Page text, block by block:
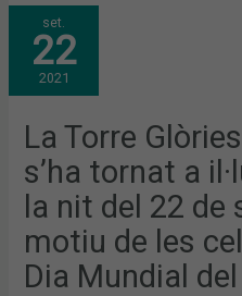
set.
22
2021
La Torre
s’ha tornat a
la nit del 22
motiu de les
Dia Mundial
LA
TORRE
GLÒRIES
DE
BARCELONA
S’HA
TORNAT
IL·LUMINAR
DE
VERD
LA
NIT
22
DE
SETEMBRE,
AMB
MOTIU
DE